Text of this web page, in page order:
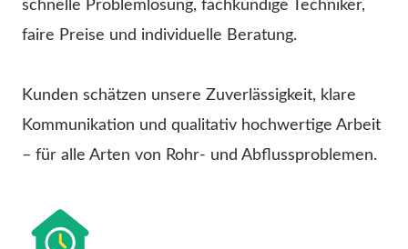
schnelle Problemlösung, fachkundige Techniker,
faire Preise und individuelle Beratung.
Kunden schätzen unsere Zuverlässigkeit, klare
Kommunikation und qualitativ hochwertige Arbeit
– für alle Arten von Rohr- und Abflussproblemen.